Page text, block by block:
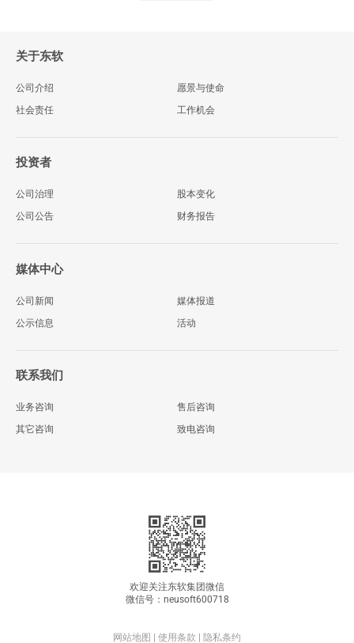
关于东软
公司介绍
愿景与使命
社会责任
工作机会
投资者
公司治理
股本变化
公司公告
财务报告
媒体中心
公司新闻
媒体报道
公示信息
活动
联系我们
业务咨询
售后咨询
其它咨询
致电咨询
欢迎关注东软集团微信
微信号：neusoft600718
网站地图 | 使用条款 | 隐私条约